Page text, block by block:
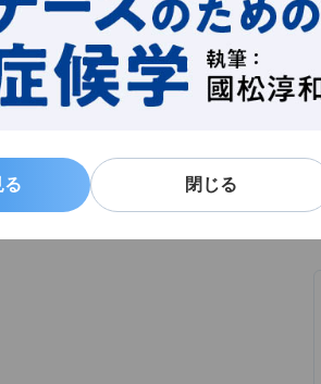
る 閉じる
る 閉じる
チンゲール記章受章。著作は